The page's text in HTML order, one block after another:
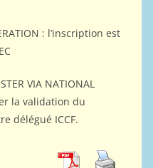
: l’inscription est
VIA NATIONAL
la validation du
délégué ICCF.